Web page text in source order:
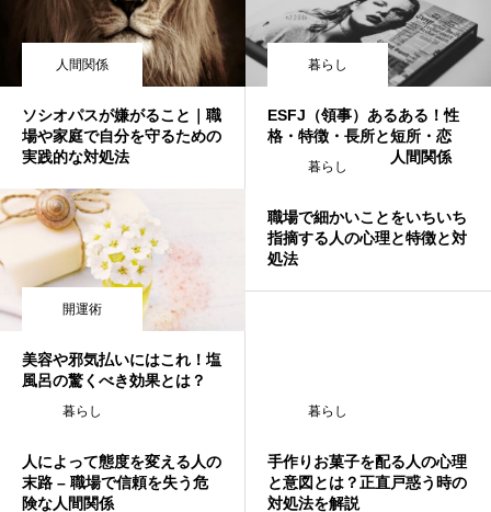
人間関係
ソシオパスが嫌がること｜職
場や家庭で自分を守るための
実践的な対処法
暮らし
ESFJ（領事）あるある！性
格・特徴・長所と短所・恋
愛・友情・仕事・人間関係
開運術
美容や邪気払いにはこれ！塩
風呂の驚くべき効果とは？
暮らし
職場で細かいことをいちいち
指摘する人の心理と特徴と対
処法
暮らし
人によって態度を変える人の
末路 – 職場で信頼を失う危
険な人間関係
暮らし
手作りお菓子を配る人の心理
と意図とは？正直戸惑う時の
対処法を解説